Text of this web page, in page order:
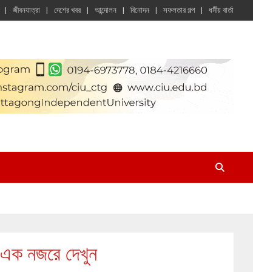
জীবনযাত্রা দেশের খবর আন্দোলন বিনোদন সফলতার গল্প ধর্মীয় বার্তা
এক নজরে দেখুন